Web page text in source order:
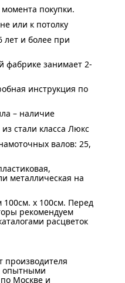
покупки.
или к потолку
лет и более при
фабрике занимает 2-
инструкция по
– наличие
стали класса Люкс
валов: 25,
металлическая на
100см. x 100см. Перед
рекомендуем
расцветок
производителя
опытными
Москве и